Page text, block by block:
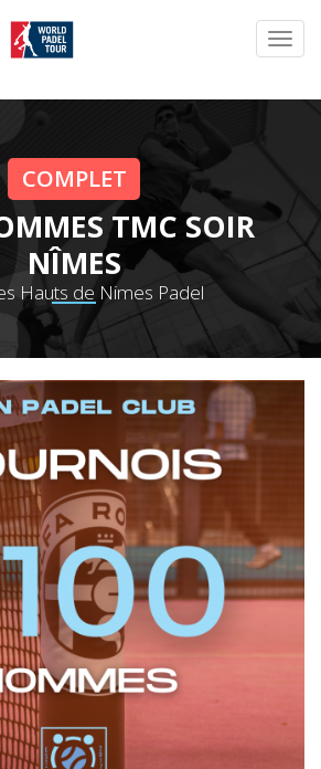
COMPLET
TMC SOIR
NÎMES
Hauts de Nimes Padel